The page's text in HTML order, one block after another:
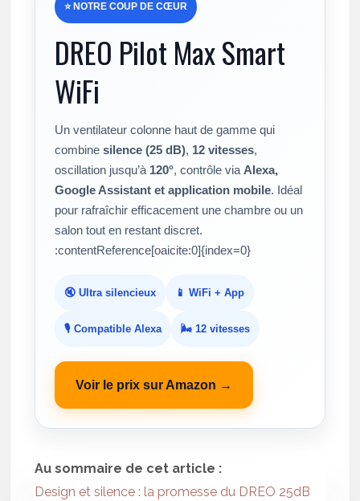
⭐ NOTRE COUP DE CŒUR
DREO Pilot Max Smart
WiFi
Un ventilateur colonne haut de gamme qui
combinesilence (25 dB), 12 vitesses,
oscillation jusqu’à 120°, contrôle viaAlexa,
Google Assistant et application mobile. Idéal
pour rafraîchir efficacement une chambre ou un
salon tout en restant discret.
:contentReference[oaicite:0]{index=0}
🔇 Ultra silencieux 📱 WiFi + App
🎙️ Compatible Alexa 🌬️ 12 vitesses
Voir le prix sur Amazon →
Au sommaire de cet article :
Design et silence : la promesse du DREO 25dB